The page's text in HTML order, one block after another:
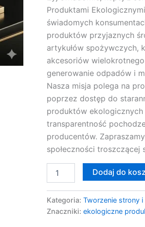
Produktami
świadomych
produktów przyjaznych
artykułów spożywczych,
akcesoriów
generowanie odpadów i
Nasza misja polega na
poprzez dostęp do
produktów
transparentność
producentów.
społeczności troszczącej
Dodaj do
Kategoria: Tworzenie strony
Znaczniki: ekologiczne